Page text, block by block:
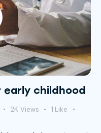
childhood
2K Views 1 Like